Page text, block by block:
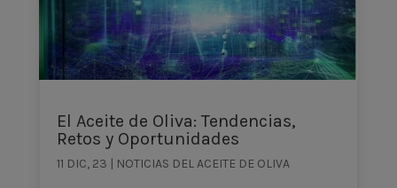
El Aceite de Oliva: Tendencias,
Retos y Oportunidades
11 DIC, 23 | NOTICIAS DEL ACEITE DE OLIVA